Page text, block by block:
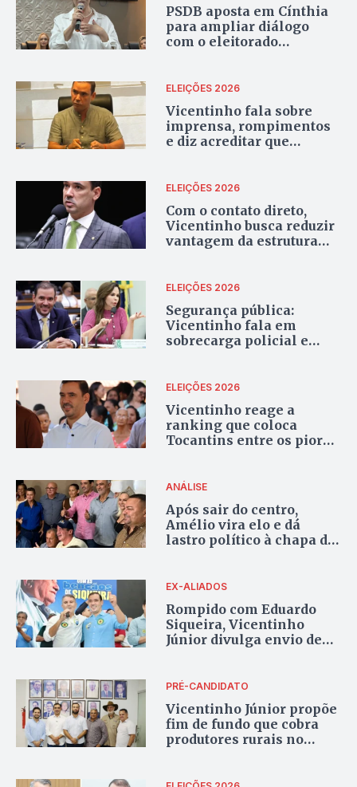
PSDB aposta em Cínthia
para ampliar diálogo
com o eleitorado
ELEIÇÕES 2026
Vicentinho fala sobre
imprensa, rompimentos
e diz acreditar que
ELEIÇÕES 2026
Com o contato direto,
Vicentinho busca reduzir
vantagem da estrutura
ELEIÇÕES 2026
Segurança pública:
Vicentinho fala em
sobrecarga policial e
policiais
ELEIÇÕES 2026
Vicentinho reage a
ranking que coloca
Tocantins entre os piores
equivocadas
ANÁLISE
Após sair do centro,
Amélio vira elo e dá
lastro político à chapa de
EX-ALIADOS
Rompido com Eduardo
Siqueira, Vicentinho
Júnior divulga envio de
PRÉ-CANDIDATO
Vicentinho Júnior propõe
fim de fundo que cobra
produtores rurais no